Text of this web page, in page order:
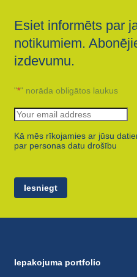
Esiet informēts par
notikumiem.
izdevumu.
"*" norāda obligātos laukus
Kā mēs rīkojamies ar jūsu
par personas datu drošību
Iesniegt
Iepakojuma portfolio